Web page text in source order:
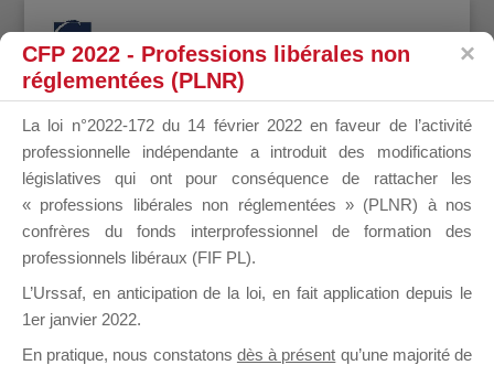
OUAFAE
CFP 2022 - Professions libérales non
réglementées (PLNR)
La loi n°2022-172 du 14 février 2022 en faveur de l’activité
professionnelle indépendante a introduit des modifications
législatives qui ont pour conséquence de rattacher les
« professions libérales non réglementées » (PLNR) à nos
confrères du fonds interprofessionnel de formation des
professionnels libéraux (FIF PL).
L’Urssaf, en anticipation de la loi, en fait application depuis le
1er janvier 2022.
En pratique, nous constatons dès à présent qu’une majorité de